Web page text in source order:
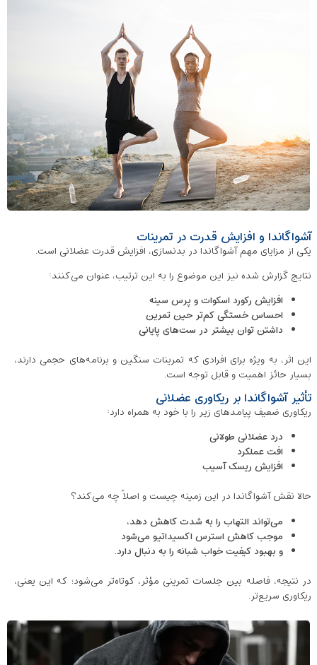
آشواگاندا و افزایش قدرت در تمرینات
یکی از مزایای مهم آشواگاندا در بدنسازی، افزایش قدرت عضلانی است.
نتایج گزارش‌ شده نیز این موضوع را به این ترتیب، عنوان می‌کنند:
افزایش رکورد اسکوات و پرس سینه
احساس خستگی کم‌تر حین تمرین
داشتن توان بیشتر در ست‌های پایانی
این اثر، به‌ ویژه برای افرادی که تمرینات سنگین و برنامه‌های حجمی دارند،
بسیار حائز اهمیت و قابل توجه است.
تأثیر آشواگاندا بر ریکاوری عضلانی
ریکاوری ضعیف پیامدهای زیر را با خود به همراه دارد:
درد عضلانی طولانی
افت عملکرد
افزایش ریسک آسیب
حالا نقش آشواگاندا در این زمینه چیست و اصلاً چه می‌کند؟
می‌تواند التهاب را به شدت کاهش دهد،
موجب کاهش استرس اکسیداتیو می‌شود
و بهبود کیفیت خواب شبانه را به دنبال دارد.
در نتیجه، فاصله بین جلسات تمرینی مؤثر، کوتاه‌تر می‌شود؛ که این یعنی،
ریکاوری سریع‌تر.